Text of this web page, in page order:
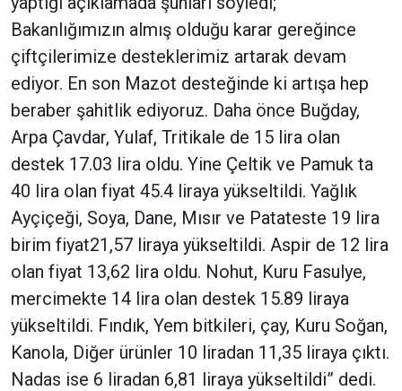
Bakanlığımızın almış olduğu karar gereğince
çiftçilerimize desteklerimiz artarak devam
ediyor. En son Mazot desteğinde ki artışa hep
beraber şahitlik ediyoruz. Daha önce Buğday,
Arpa Çavdar, Yulaf, Tritikale de 15 lira olan
destek 17.03 lira oldu. Yine Çeltik ve Pamuk ta
40 lira olan fiyat 45.4 liraya yükseltildi. Yağlık
Ayçiçeği, Soya, Dane, Mısır ve Patateste 19 lira
birim fiyat21,57 liraya yükseltildi. Aspir de 12 lira
olan fiyat 13,62 lira oldu. Nohut, Kuru Fasulye,
mercimekte 14 lira olan destek 15.89 liraya
yükseltildi. Fındık, Yem bitkileri, çay, Kuru Soğan,
Kanola, Diğer ürünler 10 liradan 11,35 liraya çıktı.
Nadas ise 6 liradan 6,81 liraya yükseltildi” dedi.